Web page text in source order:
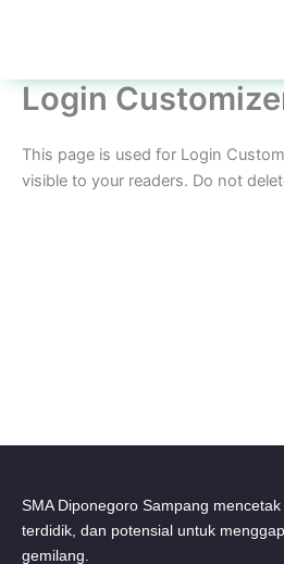
Login
This page is used for Login
visible to your readers. Do not
SMA Diponegoro Sampang
terdidik, dan potensial untuk
gemilang.